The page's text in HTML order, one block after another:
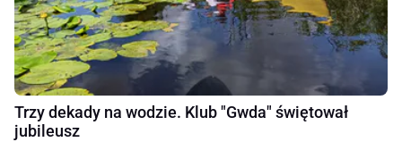
Trzy dekady na wodzie. Klub "Gwda" świętował
jubileusz